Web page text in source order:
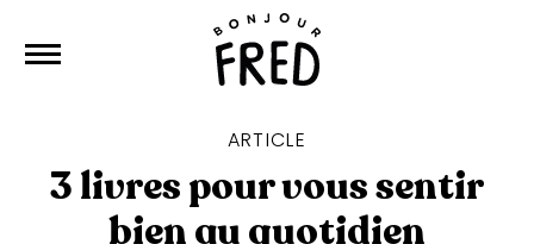
ARTICLE
3 livres pour vous sentir
bien au quotidien